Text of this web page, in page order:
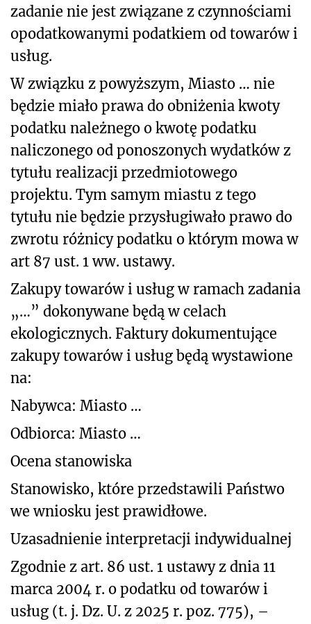
zadanie nie jest związane z czynnościami
opodatkowanymi podatkiem od towarów i
usług.
W związku z powyższym, Miasto … nie
będzie miało prawa do obniżenia kwoty
podatku należnego o kwotę podatku
naliczonego od ponoszonych wydatków z
tytułu realizacji przedmiotowego
projektu. Tym samym miastu z tego
tytułu nie będzie przysługiwało prawo do
zwrotu różnicy podatku o którym mowa w
art 87 ust. 1 ww. ustawy.
Zakupy towarów i usług w ramach zadania
„…” dokonywane będą w celach
ekologicznych. Faktury dokumentujące
zakupy towarów i usług będą wystawione
na:
Nabywca: Miasto …
Odbiorca: Miasto …
Ocena stanowiska
Stanowisko, które przedstawili Państwo
we wniosku jest prawidłowe.
Uzasadnienie interpretacji indywidualnej
Zgodnie z art. 86 ust. 1 ustawy z dnia 11
marca 2004 r. o podatku od towarów i
usług (t. j. Dz. U. z 2025 r. poz. 775), –